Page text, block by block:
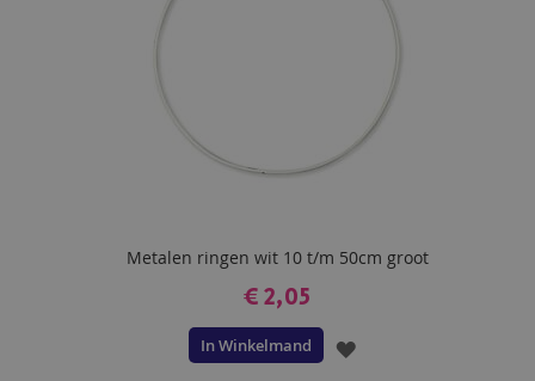
Metalen ringen wit 10 t/m 50cm groot
€ 2,05
In Winkelmand
VOEG